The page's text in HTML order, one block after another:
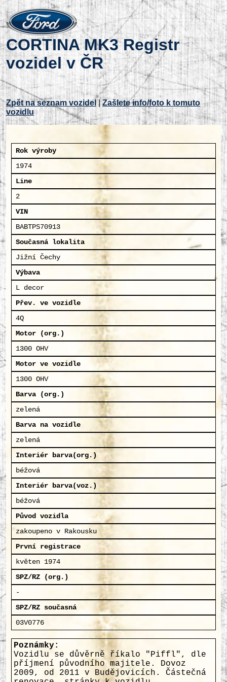
CORTINA MK3 Registr
vozidel v ČR
Zpět na seznam vozidel |Zašlete info/foto k tomuto
vozidlu
Rok výroby
1974
Line
2
VIN
BABTPS70913
Současná lokalita
Jižní Čechy
Výbava
L decor
Přev. ve vozidle
4Q
Motor (org.)
1300 OHV
Motor ve vozidle
1300 OHV
Barva (org.)
zelená
Barva na vozidle
zelená
Interiér barva(org.)
béžová
Interiér barva(voz.)
béžová
Původ vozidla
zakoupeno v Rakousku
První registrace
květen 1974
SPZ/RZ (org.)
-
SPZ/RZ současná
03V0776
Poznámky:
Vozidlu se důvěrně říkalo "Piffl", dle
příjmení původního majitele. Dovoz
2009, od 2011 v Budějovicích. Částečná